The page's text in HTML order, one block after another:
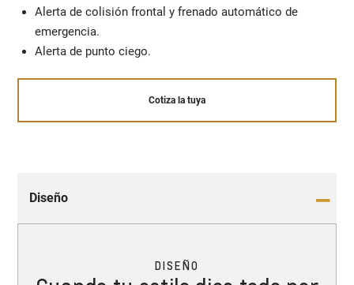
Alerta de colisión frontal y frenado automático de
emergencia.
Alerta de punto ciego.
Cotiza la tuya
Diseño
DISEÑO